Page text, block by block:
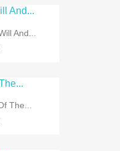
And...
The...